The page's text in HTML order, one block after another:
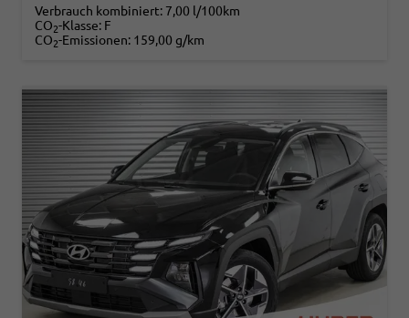
Verbrauch kombiniert: 7,00 l/100km
CO2-Klasse: F
CO2-Emissionen: 159,00 g/km